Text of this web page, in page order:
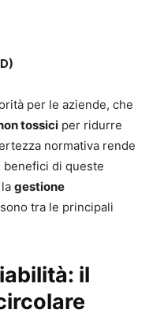
per le aziende, che
tossici per ridurre
normativa rende
benefici di queste
gestione
sono tra le principali
il